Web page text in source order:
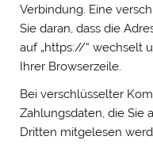
Verbindung. Eine
Sie daran, dass die
auf „https://“ wechselt
Ihrer Browserzeile.
Bei verschlüsselter
Zahlungsdaten, die Sie
Dritten mitgelesen